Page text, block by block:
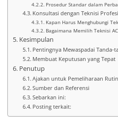
Prosedur Standar dalam
Konsultasi dengan Teknisi
Kapan Harus Menghubungi
Bagaimana Memilih Teknisi
Kesimpulan
Pentingnya Mewaspadai Tanda-
Membuat Keputusan yang Tepat
Penutup
Ajakan untuk Pemeliharaan Rutin
Sumber dan Referensi
Sebarkan ini:
Posting terkait: